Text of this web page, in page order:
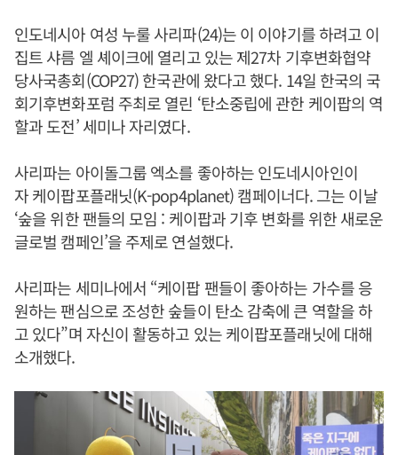
인도네시아 여성 누룰 사리파(24)는 이 이야기를 하려고 이
집트 샤름 엘 셰이크에 열리고 있는 제27차 기후변화협약
당사국총회(COP27) 한국관에 왔다고 했다. 14일 한국의 국
회기후변화포럼 주최로 열린 ‘탄소중립에 관한 케이팝의 역
할과 도전’ 세미나 자리였다.
사리파는 아이돌그룹 엑소를 좋아하는 인도네시아인이
자 케이팝포플래닛(K-pop4planet) 캠페이너다. 그는 이날
‘숲을 위한 팬들의 모임 : 케이팝과 기후 변화를 위한 새로운
글로벌 캠페인’을 주제로 연설했다.
사리파는 세미나에서 “케이팝 팬들이 좋아하는 가수를 응
원하는 팬심으로 조성한 숲들이 탄소 감축에 큰 역할을 하
고 있다”며 자신이 활동하고 있는 케이팝포플래닛에 대해
소개했다.